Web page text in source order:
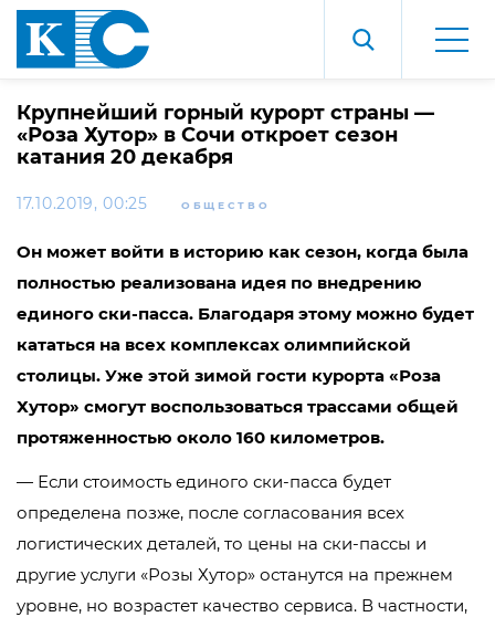
Крупнейший горный курорт страны —
«Роза Хутор» в Сочи откроет сезон
катания 20 декабря
17.10.2019, 00:25 ОБЩЕСТВО
Он может войти в историю как сезон, когда была
полностью реализована идея по внедрению
единого ски-пасса. Благодаря этому можно будет
кататься на всех комплексах олимпийской
столицы. Уже этой зимой гости курорта «Роза
Хутор» смогут воспользоваться трассами общей
протяженностью около 160 километров.
— Если стоимость единого ски-пасса будет
определена позже, после согласования всех
логистических деталей, то цены на ски-пассы и
другие услуги «Розы Хутор» останутся на прежнем
уровне, но возрастет качество сервиса. В частности,